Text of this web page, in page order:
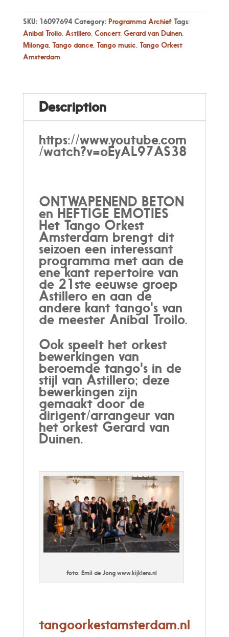
16:00
Ontwapenend
beton
&
heftige
Tango
Orkest
Amsterdam
SKU: 16097694 Category: Programma Archief Tags:
Anibal Troilo, Astillero, Concert, Gerard van Duinen,
Milonga, Tango dance, Tango music Tango Orkest
Amsterdam
Description
https://www.youtube.com
/watch?v=oEyAL97AS38
ONTWAPENEND BETON
en HEFTIGE EMOTIES
Het Tango Orkest
Amsterdam brengt dit
seizoen een interessant
programma met aan de
ene kant repertoire van
de 21ste eeuwse groep
Astillero en aan de
andere kant tango's van
de meester Anibal Troilo.
Ook speelt het orkest
bewerkingen van
beroemde tango's in de
stijl van Astillero; deze
bewerkingen zijn
gemaakt door de
dirigent/arrangeur van
het orkest Gerard van
Duinen.
foto: Emil de Jong www.kijklens.nl
tangoorkestamsterdam.nl